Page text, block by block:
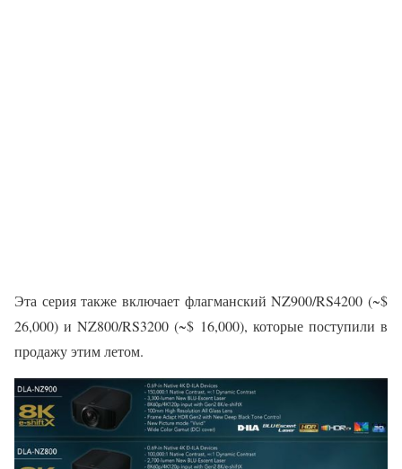
Эта серия также включает флагманский NZ900/RS4200 (~$
26,000) и NZ800/RS3200 (~$ 16,000), которые поступили в
продажу этим летом.